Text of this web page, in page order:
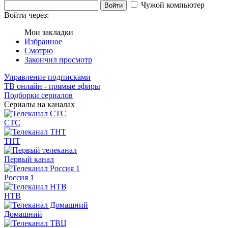
Войти
Чужой компьютер
Войти через:
Мои закладки
Избранное
Смотрю
Закончил просмотр
Управление подписками
ТВ онлайн - прямые эфиры
Подборки сериалов
Сериалы на каналах
СТС
ТНТ
Первый канал
Россия 1
НТВ
Домашний